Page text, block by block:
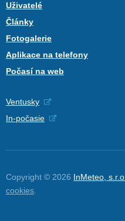
Uživatelé
Články
Fotogalerie
Aplikace na telefony
Počasí na web
Ventusky
In-počasie
Copyright © 2026 InMeteo, s.r.o.
cookies